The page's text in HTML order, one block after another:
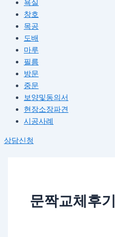
욕실
창호
목공
도배
마루
필름
방문
중문
보양및동의서
현장소장파견
시공사례
상담신청
문짝교체후기